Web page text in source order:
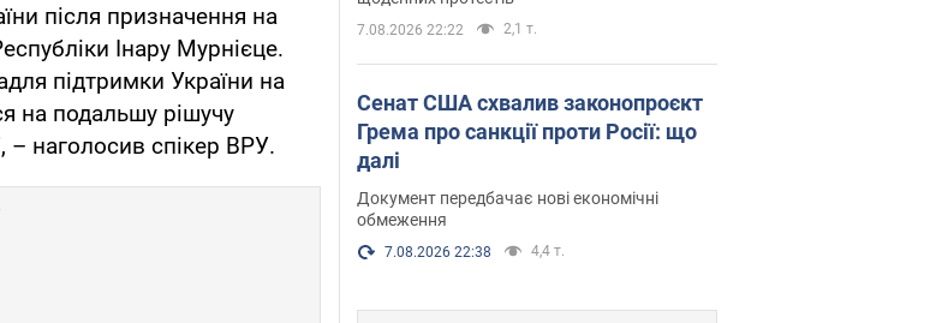
після призначення на
Інару Мурнієце.
підтримки України на
на подальшу рішучу
– наголосив спікер ВРУ.
7.08.2026 22:22 2,1 т.
Сенат США схвалив законопроєкт
Грема про санкції проти Росії: що
далі
Документ передбачає нові економічні
обмеження
7.08.2026 22:38 4,4 т.